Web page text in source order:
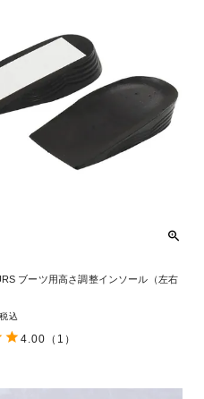
ブーツ用高さ調整インソール（左右
税込
4.00 （1）